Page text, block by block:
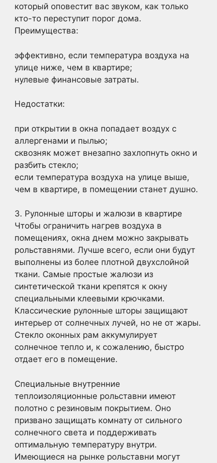
который оповестит вас звуком, как только
кто-то переступит порог дома.
Преимущества:
эффективно, если температура воздуха на
улице ниже, чем в квартире;
нулевые финансовые затраты.
Недостатки:
при открытии в окна попадает воздух с
аллергенами и пылью;
сквозняк может внезапно захлопнуть окно и
разбить стекло;
если температура воздуха на улице выше,
чем в квартире, в помещении станет душно.
3. Рулонные шторы и жалюзи в квартире
Чтобы ограничить нагрев воздуха в
помещениях, окна днем можно ​​закрывать
рольставнями. Лучше всего, если они будут
выполнены из более плотной двухслойной
ткани. Самые простые жалюзи из
синтетической ткани крепятся к окну
специальными клеевыми крючками.
Классические рулонные шторы защищают
интерьер от солнечных лучей, но не от жары.
Стекло оконных рам аккумулирует
солнечное тепло и, к сожалению, быстро
отдает его в помещение.
Специальные внутренние
теплоизоляционные рольставни имеют
полотно с резиновым покрытием. Оно
призвано защищать комнату от сильного
солнечного света и поддерживать
оптимальную температуру внутри.
Имеющиеся на рынке рольставни могут